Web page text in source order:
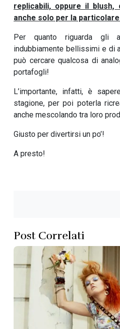
replicabili, oppure il
anche solo per la
Per quanto riguarda gli
indubbiamente bellissimi e di
può cercare qualcosa di
portafogli!
L’importante, infatti, è
stagione, per poi poterla
anche mescolando tra loro
Giusto per divertirsi un po’!
A presto!
Post Correlati